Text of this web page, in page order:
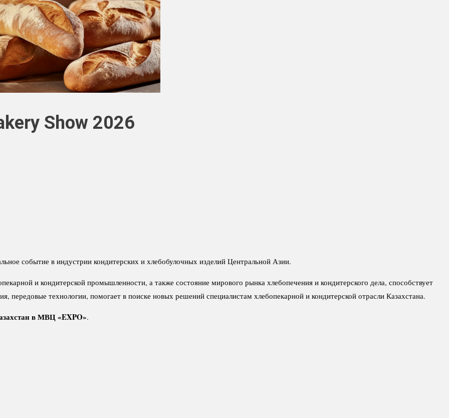
Show 2026
событие в индустрии кондитерских и хлебобулочных изделий Центральной Азии.
и кондитерской промышленности, а также состояние мирового рынка хлебопечения и кондитерского дела, способствует
передовые технологии, помогает в поиске новых решений специалистам хлебопекарной и кондитерской отрасли Казахстана.
в МВЦ «EXPO».